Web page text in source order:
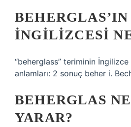
BEHERGLAS’IN
İNGILIZCESI
“beherglass” teriminin
anlamları: 2 sonuç beher i.
BEHERGLAS
YARAR?